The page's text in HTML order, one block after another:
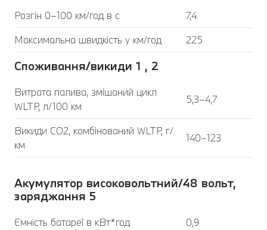
Розгін 0–100 км/год в с
7,4
Максимальна швидкість у км/год
225
Споживання/викиди 1 , 2
Витрата палива, змішаний цикл
WLTP, л/100 км
5,3–4,7
Викиди CO2, комбінований WLTP, г/
км
140–123
Акумулятор високовольтний/48 вольт,
заряджання 5
Ємність батареї в кВт*год 0,9